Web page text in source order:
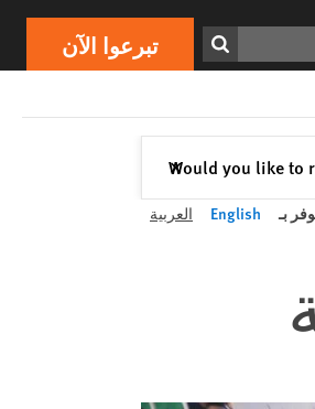
تبرعوا الآن
Would you like to
✕إغلاق
بـ English العربية